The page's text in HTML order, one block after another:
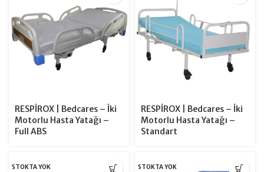
RESPİROX | Bedcares – İki
Motorlu Hasta Yatağı –
Full ABS
RESPİROX | Bedcares – İki
Motorlu Hasta Yatağı –
Standart
STOKTA YOK STOKTA YOK